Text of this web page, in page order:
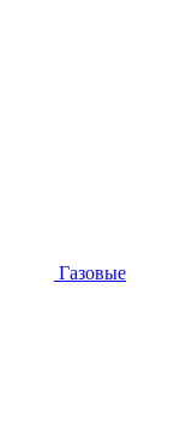
Газовые